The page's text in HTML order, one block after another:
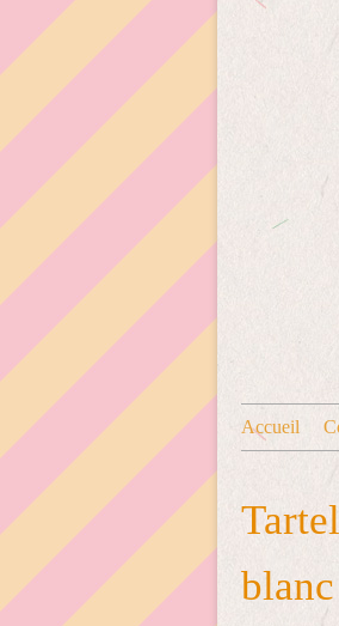
Accueil
blanc